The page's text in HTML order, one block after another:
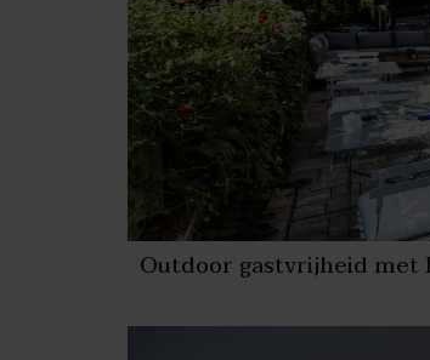
Outdoor gastvrijheid